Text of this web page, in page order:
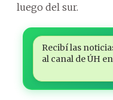
luego del sur.
Recibí las
al canal de ÚH